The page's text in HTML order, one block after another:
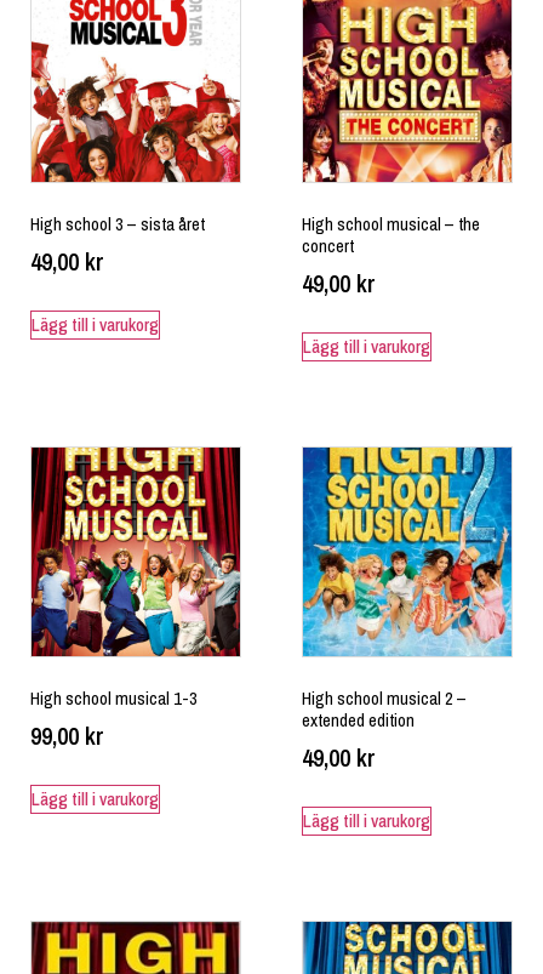
High school 3 – sista året
49,00 kr
Lägg till i varukorg
High school musical – the
concert
49,00 kr
Lägg till i varukorg
High school musical 1-3
99,00 kr
Lägg till i varukorg
High school musical 2 –
extended edition
49,00 kr
Lägg till i varukorg